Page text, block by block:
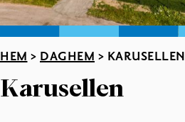
HEM > DAGHEM > KARUSELLEN
Karusellen